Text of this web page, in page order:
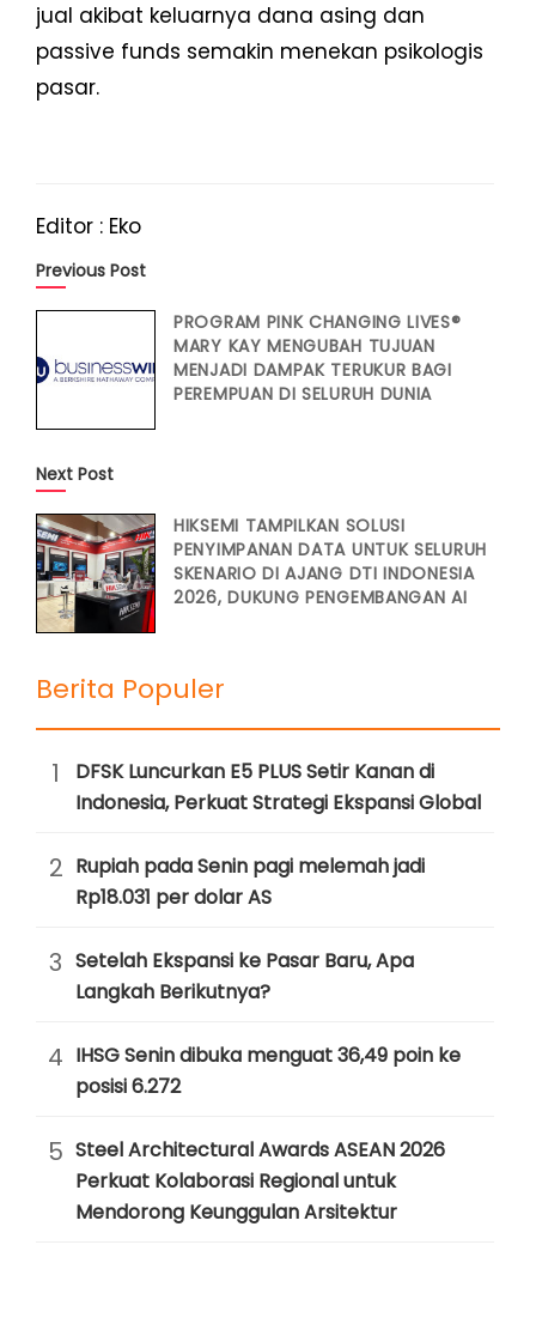
jual akibat keluarnya dana asing dan
passive funds semakin menekan psikologis
pasar.
Editor : Eko
Previous Post
PROGRAM PINK CHANGING LIVES®
MARY KAY MENGUBAH TUJUAN
MENJADI DAMPAK TERUKUR BAGI
PEREMPUAN DI SELURUH DUNIA
Next Post
HIKSEMI TAMPILKAN SOLUSI
PENYIMPANAN DATA UNTUK SELURUH
SKENARIO DI AJANG DTI INDONESIA
2026, DUKUNG PENGEMBANGAN AI
Berita Populer
1
DFSK Luncurkan E5 PLUS Setir Kanan di
Indonesia, Perkuat Strategi Ekspansi Global
2 Rupiah pada Senin pagi melemah jadi
Rp18.031 per dolar AS
3 Setelah Ekspansi ke Pasar Baru, Apa
Langkah Berikutnya?
4 IHSG Senin dibuka menguat 36,49 poin ke
posisi 6.272
5 Steel Architectural Awards ASEAN 2026
Perkuat Kolaborasi Regional untuk
Mendorong Keunggulan Arsitektur